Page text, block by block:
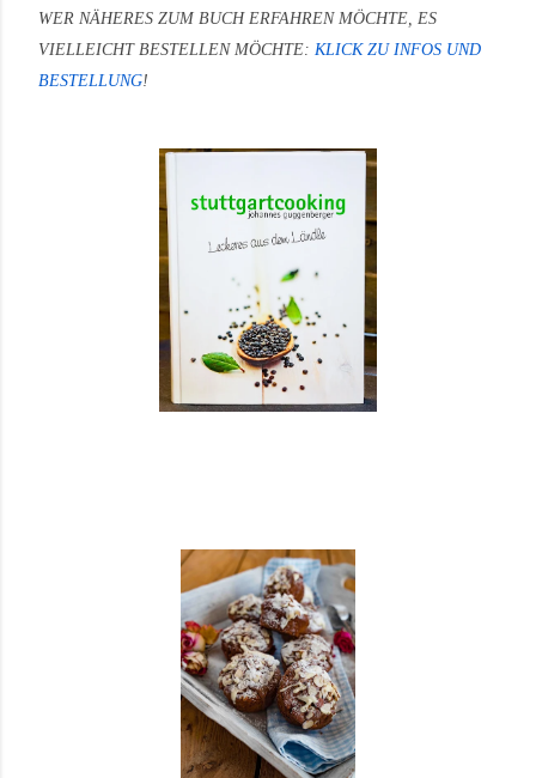
WER NÄHERES ZUM BUCH ERFAHREN MÖCHTE, ES
VIELLEICHT BESTELLEN MÖCHTE: KLICK ZU INFOS UND
BESTELLUNG!